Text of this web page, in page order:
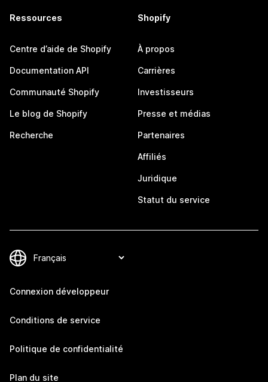
Ressources
Centre d’aide de Shopify
Documentation API
Communauté Shopify
Le blog de Shopify
Recherche
Shopify
À propos
Carrières
Investisseurs
Presse et médias
Partenaires
Affiliés
Juridique
Statut du service
Connexion développeur
Conditions de service
Politique de confidentialité
Plan du site